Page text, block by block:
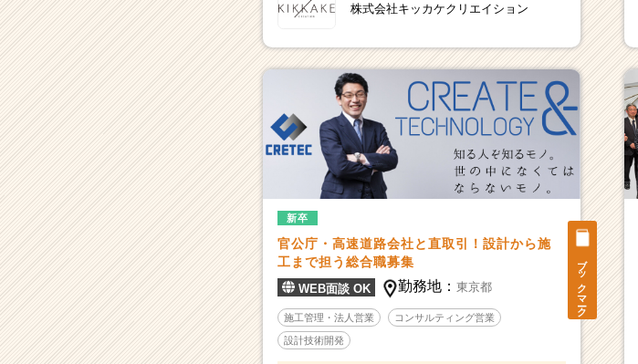
株式会社キッカケクリエイション
ブックマーク
新卒
官公庁・高速道路会社と直取引！設計から施
工まで担う総合職募集
WEB面談 OK 勤務地：東京都
施工管理・法人営業 コンサルティング営業
設計技術開発